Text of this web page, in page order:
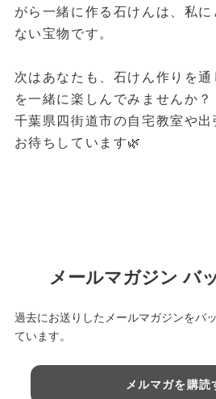
がら一緒に作る石けんは、私
ない宝物です。
次はあなたも、石けん作りを
を一緒に楽しんでみませんか？
千葉県四街道市の自宅教室や
お待ちしています🌿
メールマガジン バ
過去にお送りしたメールマガジンをバ
ています。
メルマガを購読